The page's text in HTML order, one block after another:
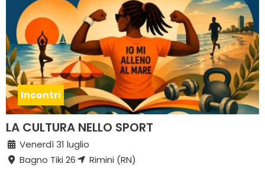
Incontri
LA CULTURA NELLO SPORT
Venerdì 31 luglio
Bagno Tiki 26
Rimini (RN)